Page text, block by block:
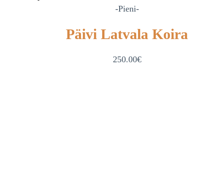
-Pieni-
Päivi Latvala Koira
250.00€